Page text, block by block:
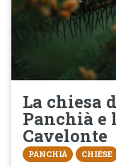
La chiesa
Panchià e
Cavelonte
PANCHIÀ CHIESE